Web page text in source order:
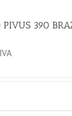
PIVUS 390